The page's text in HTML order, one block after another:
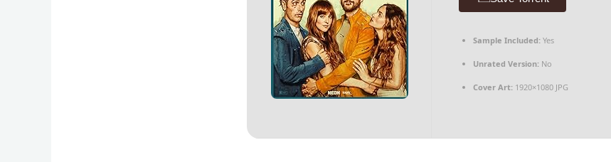
Sample Included: Yes
Unrated Version: No
Cover Art: 1920×1080 JPG